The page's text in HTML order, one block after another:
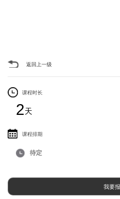
返回上一级
课程时长
2天
课程排期
待定
我要